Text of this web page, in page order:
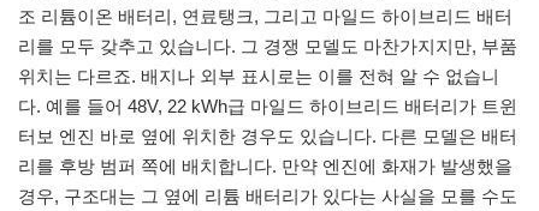
조 리튬이온 배터리, 연료탱크, 그리고 마일드 하이브리드 배터
리를 모두 갖추고 있습니다. 그 경쟁 모델도 마찬가지지만, 부품
위치는 다르죠. 배지나 외부 표시로는 이를 전혀 알 수 없습니
다. 예를 들어 48V, 22 kWh급 마일드 하이브리드 배터리가 트윈
터보 엔진 바로 옆에 위치한 경우도 있습니다. 다른 모델은 배터
리를 후방 범퍼 쪽에 배치합니다. 만약 엔진에 화재가 발생했을
경우, 구조대는 그 옆에 리튬 배터리가 있다는 사실을 모를 수도